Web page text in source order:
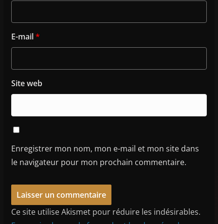
E-mail*
Site web
Enregistrer mon nom, mon e-mail et mon site dans
le navigateur pour mon prochain commentaire.
Ce site utilise Akismet pour réduire les indésirables.